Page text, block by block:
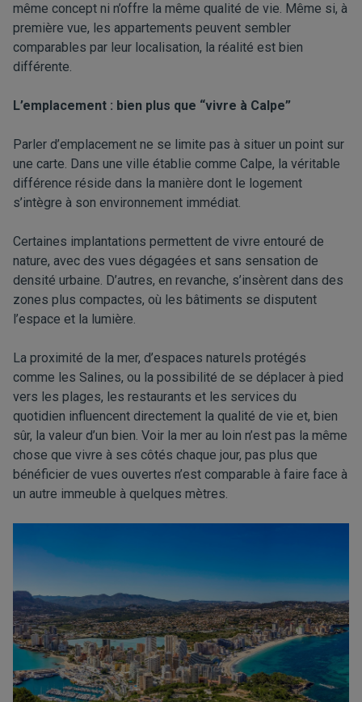
même concept ni n’offre la même qualité de vie. Même si, à
première vue, les appartements peuvent sembler
comparables par leur localisation, la réalité est bien
différente.
L’emplacement : bien plus que “vivre à Calpe”
Parler d’emplacement ne se limite pas à situer un point sur
une carte. Dans une ville établie comme Calpe, la véritable
différence réside dans la manière dont le logement
s’intègre à son environnement immédiat.
Certaines implantations permettent de vivre entouré de
nature, avec des vues dégagées et sans sensation de
densité urbaine. D’autres, en revanche, s’insèrent dans des
zones plus compactes, où les bâtiments se disputent
l’espace et la lumière.
La proximité de la mer, d’espaces naturels protégés
comme les Salines, ou la possibilité de se déplacer à pied
vers les plages, les restaurants et les services du
quotidien influencent directement la qualité de vie et, bien
sûr, la valeur d’un bien. Voir la mer au loin n’est pas la même
chose que vivre à ses côtés chaque jour, pas plus que
bénéficier de vues ouvertes n’est comparable à faire face à
un autre immeuble à quelques mètres.